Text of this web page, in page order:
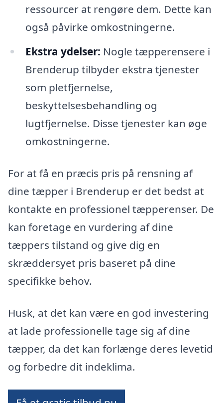
ressourcer at rengøre dem. Dette kan
også påvirke omkostningerne.
Ekstra ydelser: Nogle tæpperensere i
Brenderup tilbyder ekstra tjenester
som pletfjernelse,
beskyttelsesbehandling og
lugtfjernelse. Disse tjenester kan øge
omkostningerne.
For at få en præcis pris på rensning af
dine tæpper i Brenderup er det bedst at
kontakte en professionel tæpperenser. De
kan foretage en vurdering af dine
tæppers tilstand og give dig en
skræddersyet pris baseret på dine
specifikke behov.
Husk, at det kan være en god investering
at lade professionelle tage sig af dine
tæpper, da det kan forlænge deres levetid
og forbedre dit indeklima.